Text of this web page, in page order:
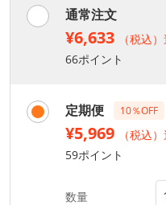
通常注文
¥6,633
（税込
66ポイント
定期便 10％OFF
¥5,969
（税込
59ポイント
数量